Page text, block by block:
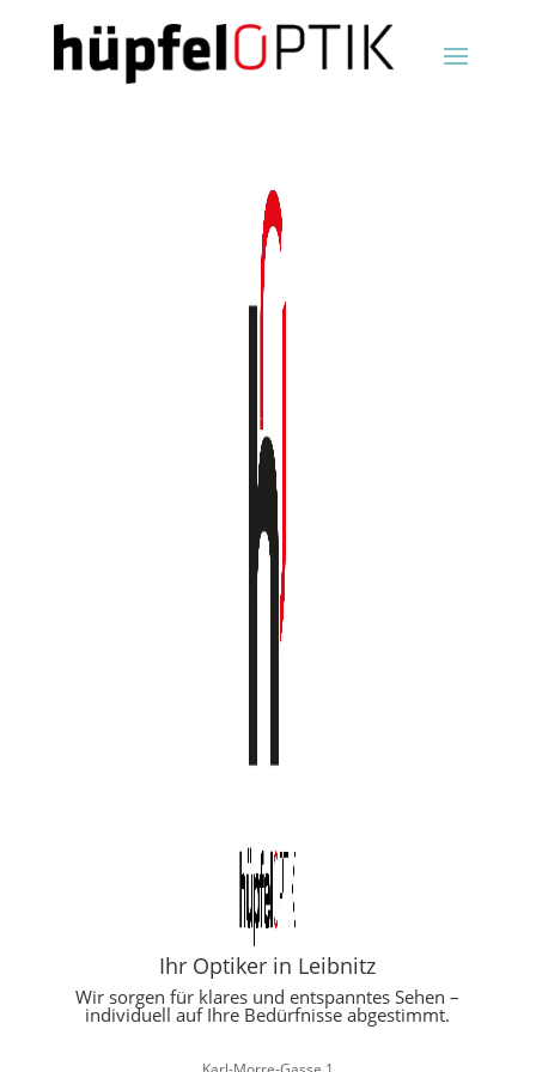
Ihr Optiker in Leibnitz
Wir sorgen für klares und entspanntes Sehen –
individuell auf Ihre Bedürfnisse abgestimmt.